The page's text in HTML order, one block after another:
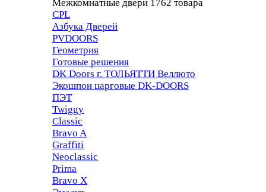
Межкомнатные двери 1762 товара
CPL
Азбука Дверей
PVDOORS
Геометрия
Готовые решения
DK Doors г. ТОЛЬЯТТИ Веллюто
Экошпон царговые DK-DOORS
ПЭТ
Twiggy
Classic
Bravo A
Graffiti
Neoclassic
Prima
Bravo X